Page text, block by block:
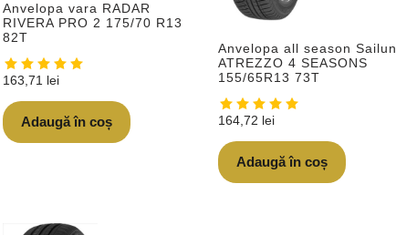
Anvelopa vara RADAR
RIVERA PRO 2 175/70 R13
82T
163,71 lei
Adaugă în coș
Anvelopa all season Sailun
ATREZZO 4 SEASONS
155/65R13 73T
164,72 lei
Adaugă în coș